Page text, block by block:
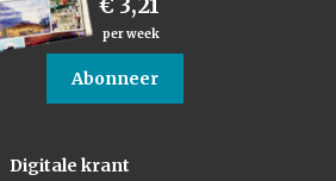
per week
Abonneer
Digitale krant